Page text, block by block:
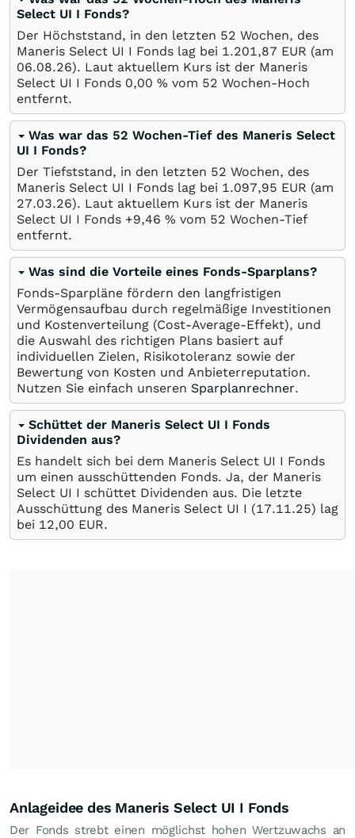
Select UI I Fonds?
Der Höchststand, in den letzten 52 Wochen, des
Maneris Select UI I Fonds lag bei 1.201,87 EUR (am
06.08.26). Laut aktuellem Kurs ist der Maneris
Select UI I Fonds 0,00 % vom 52 Wochen-Hoch
entfernt.
Was war das 52 Wochen-Tief des Maneris Select
UI I Fonds?
Der Tiefststand, in den letzten 52 Wochen, des
Maneris Select UI I Fonds lag bei 1.097,95 EUR (am
27.03.26). Laut aktuellem Kurs ist der Maneris
Select UI I Fonds +9,46 % vom 52 Wochen-Tief
entfernt.
Was sind die Vorteile eines Fonds-Sparplans?
Fonds-Sparpläne fördern den langfristigen
Vermögensaufbau durch regelmäßige Investitionen
und Kostenverteilung (Cost-Average-Effekt), und
die Auswahl des richtigen Plans basiert auf
individuellen Zielen, Risikotoleranz sowie der
Bewertung von Kosten und Anbieterreputation.
Nutzen Sie einfach unseren Sparplanrechner.
Schüttet der Maneris Select UI I Fonds
Dividenden aus?
Es handelt sich bei dem Maneris Select UI I Fonds
um einen ausschüttenden Fonds. Ja, der Maneris
Select UI I schüttet Dividenden aus. Die letzte
Ausschüttung des Maneris Select UI I (17.11.25) lag
bei 12,00 EUR.
Anlageidee des Maneris Select UI I Fonds
Der Fonds strebt einen möglichst hohen Wertzuwachs an